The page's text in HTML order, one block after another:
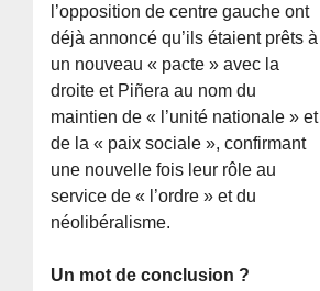
l’opposition de centre gauche ont
déjà annoncé qu’ils étaient prêts à
un nouveau « pacte » avec la
droite et Piñera au nom du
maintien de « l’unité nationale » et
de la « paix sociale », confirmant
une nouvelle fois leur rôle au
service de « l’ordre » et du
néolibéralisme.
Un mot de conclusion ?